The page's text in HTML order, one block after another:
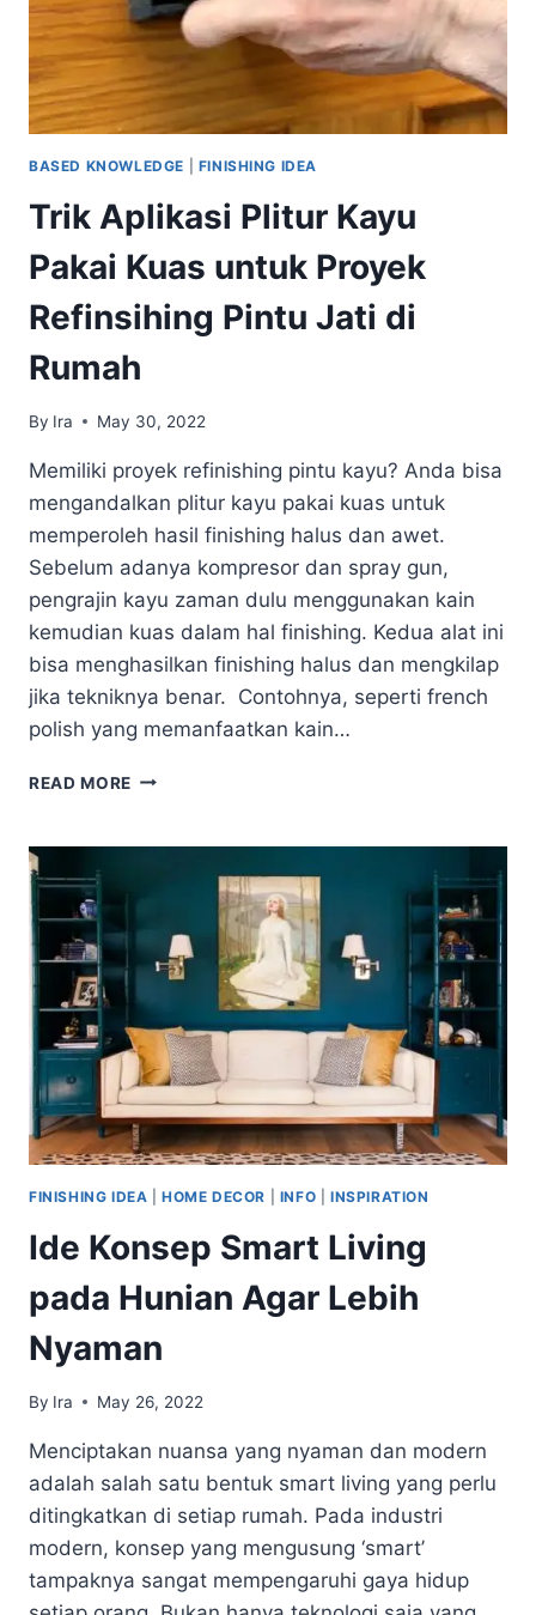
BASED KNOWLEDGE FINISHING IDEA
Trik Aplikasi Plitur Kayu
Pakai Kuas untuk Proyek
Refinsihing Pintu Jati di
Rumah
By Ira May 30, 2022
Memiliki proyek refinishing pintu kayu? Anda bisa
mengandalkan plitur kayu pakai kuas untuk
memperoleh hasil finishing halus dan awet.
Sebelum adanya kompresor dan spray gun,
pengrajin kayu zaman dulu menggunakan kain
kemudian kuas dalam hal finishing. Kedua alat ini
bisa menghasilkan finishing halus dan mengkilap
jika tekniknya benar. Contohnya, seperti french
polish yang memanfaatkan kain…
READ MORE TRIK
KAYU
PROYEK
REFINSIHING
PINTU
JATI
DI
RUMAH
FINISHING IDEA |HOME DECOR INFO |INSPIRATION
Ide Konsep Smart Living
pada Hunian Agar Lebih
Nyaman
By Ira May 26, 2022
Menciptakan nuansa yang nyaman dan modern
adalah salah satu bentuk smart living yang perlu
ditingkatkan di setiap rumah. Pada industri
modern, konsep yang mengusung ‘smart’
tampaknya sangat mempengaruhi gaya hidup